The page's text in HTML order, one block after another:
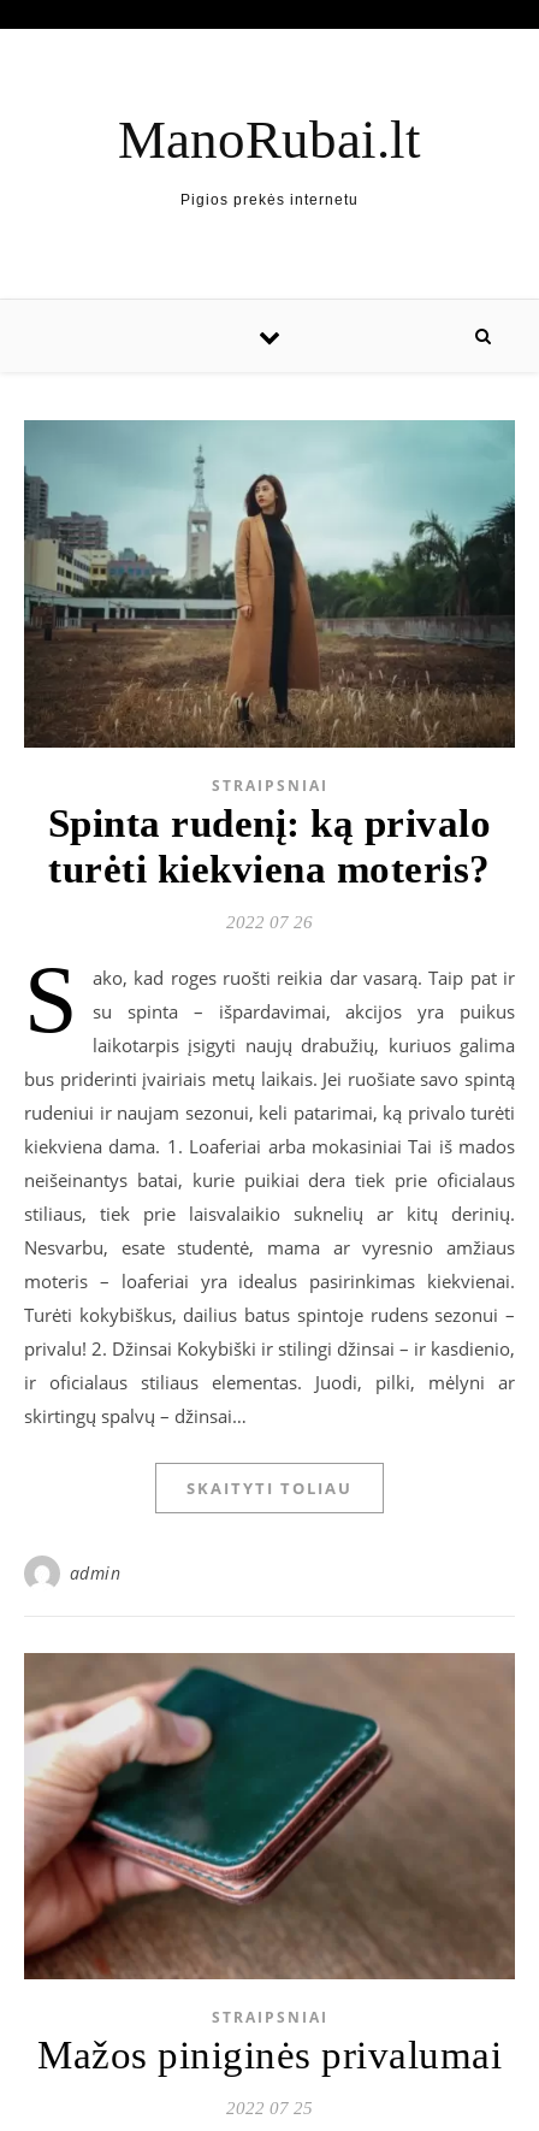
ManoRubai.lt
Pigios prekės internetu
STRAIPSNIAI
Spinta rudenį: ką privalo
turėti kiekviena moteris?
2022 07 26
S
ako, kad roges ruošti reikia dar vasarą. Taip pat ir
su spinta – išpardavimai, akcijos yra puikus
laikotarpis įsigyti naujų drabužių, kuriuos galima
bus priderinti įvairiais metų laikais. Jei ruošiate savo spintą
rudeniui ir naujam sezonui, keli patarimai, ką privalo turėti
kiekviena dama. 1. Loaferiai arba mokasiniai Tai iš mados
neišeinantys batai, kurie puikiai dera tiek prie oficialaus
stiliaus, tiek prie laisvalaikio suknelių ar kitų derinių.
Nesvarbu, esate studentė, mama ar vyresnio amžiaus
moteris – loaferiai yra idealus pasirinkimas kiekvienai.
Turėti kokybiškus, dailius batus spintoje rudens sezonui –
privalu! 2. Džinsai Kokybiški ir stilingi džinsai – ir kasdienio,
ir oficialaus stiliaus elementas. Juodi, pilki, mėlyni ar
skirtingų spalvų – džinsai…
SKAITYTI TOLIAU
admin
STRAIPSNIAI
Mažos piniginės privalumai
2022 07 25